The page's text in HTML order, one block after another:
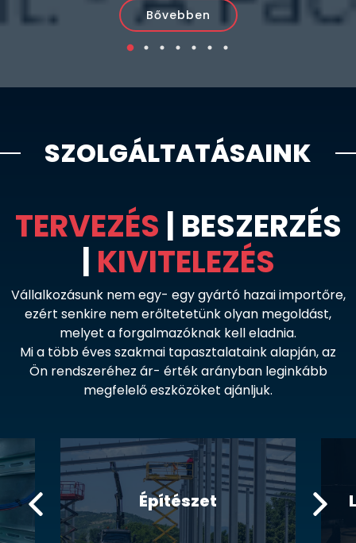
Bővebben
SZOLGÁLTATÁSAINK
TERVEZÉS | BESZERZÉS
| KIVITELEZÉS
Vállalkozásunk nem egy- egy gyártó hazai importőre,
ezért senkire nem erőltetetünk olyan megoldást,
melyet a forgalmazóknak kell eladnia.
Mi a több éves szakmai tapasztalataink alapján, az
Ön rendszeréhez ár- érték arányban leginkább
megfelelő eszközöket ajánljuk.
Építészet